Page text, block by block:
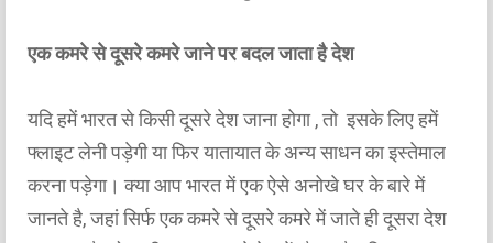
एक कमरे से दूसरे कमरे जाने पर बदल जाता है देश
यदि हमें भारत से किसी दूसरे देश जाना होगा , तो इसके लिए हमें
फ्लाइट लेनी पड़ेगी या फिर यातायात के अन्य साधन का इस्तेमाल
करना पड़ेगा। क्या आप भारत में एक ऐसे अनोखे घर के बारे में
जानते है, जहां सिर्फ एक कमरे से दूसरे कमरे में जाते ही दूसरा देश